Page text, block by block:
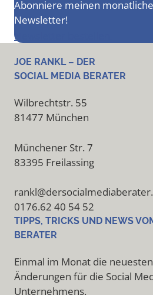
Abonniere meinen
Newsletter!
Newsletter bestellen
JOE RANKL – DER
SOCIAL MEDIA BERATER
Wilbrechtstr. 55
81477 München
Münchener Str. 7
83395 Freilassing
0176.62 40 54 52
TIPPS, TRICKS UND NEWS
BERATER
Einmal im Monat die
Änderungen für die Social
Unternehmens.